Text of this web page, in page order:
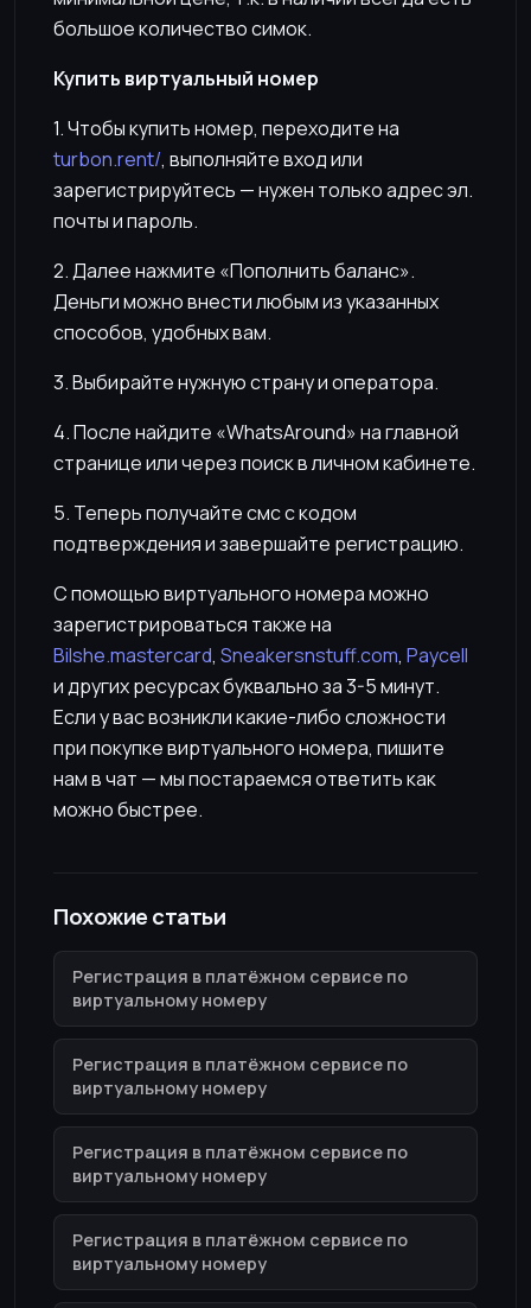
большое количество симок.
Купить виртуальный номер
1. Чтобы купить номер, переходите на
turbon.rent/, выполняйте вход или
зарегистрируйтесь — нужен только адрес эл.
почты и пароль.
2. Далее нажмите «Пополнить баланс».
Деньги можно внести любым из указанных
способов, удобных вам.
3. Выбирайте нужную страну и оператора.
4. После найдите «WhatsAround» на главной
странице или через поиск в личном кабинете.
5. Теперь получайте смс с кодом
подтверждения и завершайте регистрацию.
С помощью виртуального номера можно
зарегистрироваться также на
Bilshe.mastercard, Sneakersnstuff.com, Paycell
и других ресурсах буквально за 3-5 минут.
Если у вас возникли какие-либо сложности
при покупке виртуального номера, пишите
нам в чат — мы постараемся ответить как
можно быстрее.
Похожие статьи
Регистрация в платёжном сервисе по
виртуальному номеру
Регистрация в платёжном сервисе по
виртуальному номеру
Регистрация в платёжном сервисе по
виртуальному номеру
Регистрация в платёжном сервисе по
виртуальному номеру